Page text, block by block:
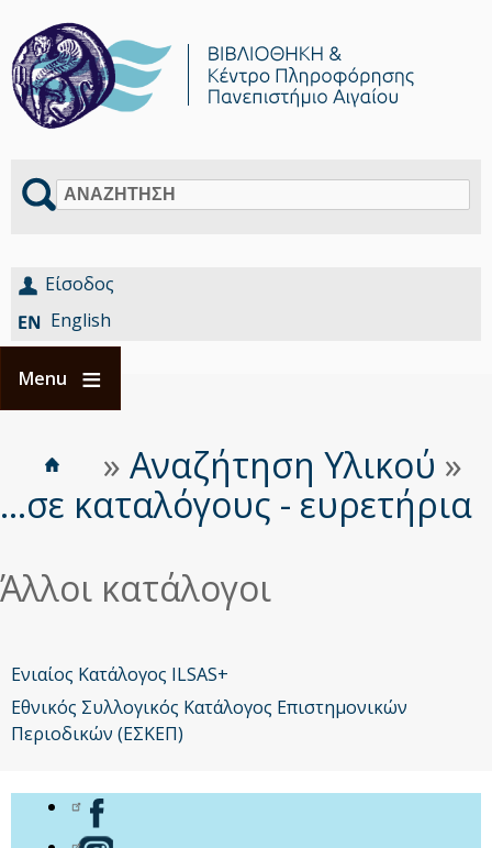
Αναζήτηση
Είσοδος
English
Menu
Breadcrumbs
Είστε
εδώ
» Αναζήτηση Υλικού »
...σε καταλόγους - ευρετήρια
Άλλοι κατάλογοι
Μενού
Αιγαίου
Ενιαίος Κατάλογος ILSAS+
Εθνικός Συλλογικός Κατάλογος Επιστημονικών
Περιοδικών (ΕΣΚΕΠ)